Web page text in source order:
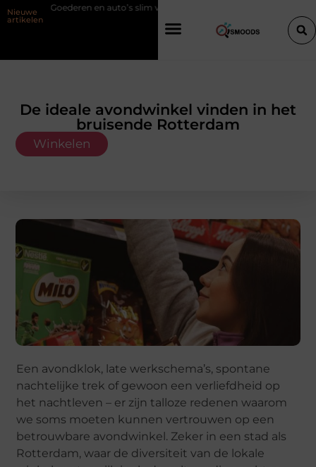
Nieuwe
artikelen
en auto’s slim verplaatsen met twee liften naast elkaar
De ideale avondwinkel vinden in het
bruisende Rotterdam
Winkelen
Een avondklok, late werkschema’s, spontane
nachtelijke trek of gewoon een verliefdheid op
het nachtleven – er zijn talloze redenen waarom
we soms moeten kunnen vertrouwen op een
betrouwbare avondwinkel. Zeker in een stad als
Rotterdam, waar de diversiteit van de lokale